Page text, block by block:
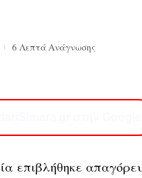
6 Λεπτά Ανάγνωσης
επιβλήθηκε